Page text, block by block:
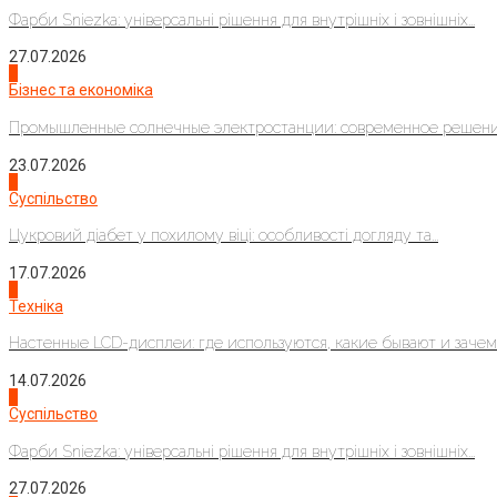
Фарби Sniezka: універсальні рішення для внутрішніх і зовнішніх...
27.07.2026
Бізнес та економіка
Промышленные солнечные электростанции: современное
23.07.2026
Суспільство
Цукровий діабет у похилому віці: особливості догляду та...
17.07.2026
Техніка
Настенные LCD-дисплеи: где используются, какие бывают и
14.07.2026
Суспільство
Фарби Sniezka: універсальні рішення для внутрішніх і зовнішніх...
27.07.2026